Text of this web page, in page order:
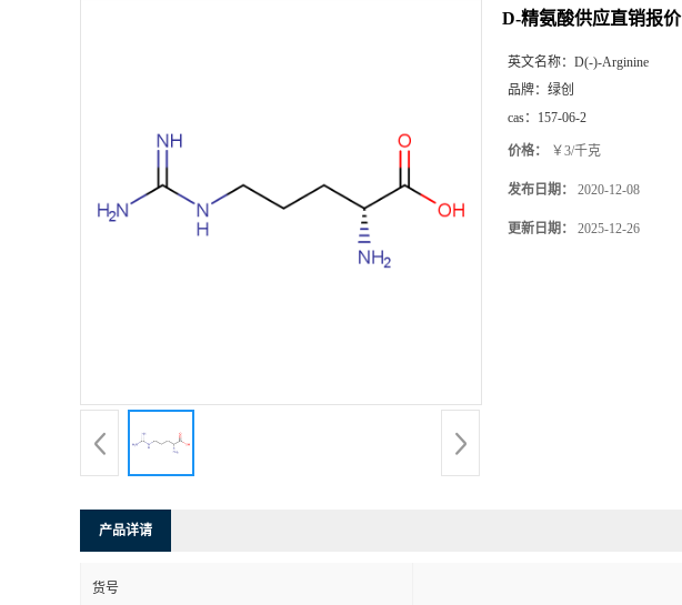
D-精氨酸供应直销报价
英文名称： D(-)-Arginine
品牌： 绿创
cas： 157-06-2
价格： ￥3/千克
发布日期： 2020-12-08
更新日期： 2025-12-26
产品详请
货号